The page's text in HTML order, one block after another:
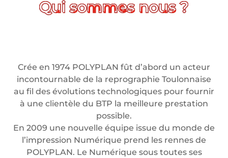
Crée en 1974 POLYPLAN fût d’abord un acteur
incontournable de la reprographie Toulonnaise
au fil des évolutions technologiques pour fournir
à une clientèle du BTP la meilleure prestation
possible.
En 2009 une nouvelle équipe issue du monde de
l’impression Numérique prend les rennes de
POLYPLAN. Le Numérique sous toutes ses